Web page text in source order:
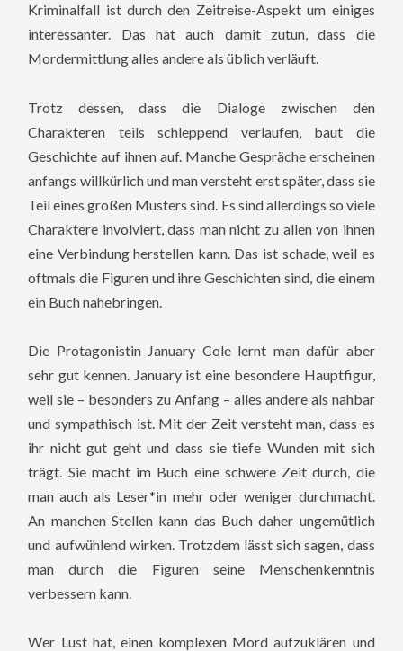
Kriminalfall ist durch den Zeitreise-Aspekt um einiges
interessanter. Das hat auch damit zutun, dass die
Mordermittlung alles andere als üblich verläuft.
Trotz dessen, dass die Dialoge zwischen den
Charakteren teils schleppend verlaufen, baut die
Geschichte auf ihnen auf. Manche Gespräche erscheinen
anfangs willkürlich und man versteht erst später, dass sie
Teil eines großen Musters sind. Es sind allerdings so viele
Charaktere involviert, dass man nicht zu allen von ihnen
eine Verbindung herstellen kann. Das ist schade, weil es
oftmals die Figuren und ihre Geschichten sind, die einem
ein Buch nahebringen.
Die Protagonistin January Cole lernt man dafür aber
sehr gut kennen. January ist eine besondere Hauptfigur,
weil sie – besonders zu Anfang – alles andere als nahbar
und sympathisch ist. Mit der Zeit versteht man, dass es
ihr nicht gut geht und dass sie tiefe Wunden mit sich
trägt. Sie macht im Buch eine schwere Zeit durch, die
man auch als Leser*in mehr oder weniger durchmacht.
An manchen Stellen kann das Buch daher ungemütlich
und aufwühlend wirken. Trotzdem lässt sich sagen, dass
man durch die Figuren seine Menschenkenntnis
verbessern kann.
Wer Lust hat, einen komplexen Mord aufzuklären und